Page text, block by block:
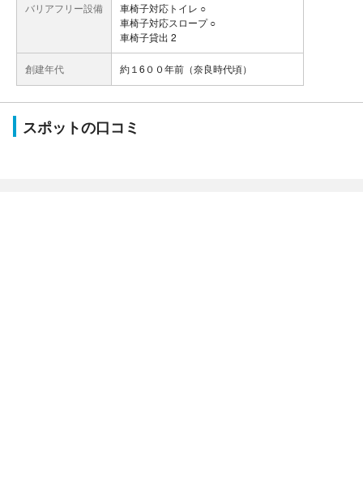
バリアフリー設備
車椅子対応トイレ ○
車椅子対応スロープ ○
車椅子貸出 2
創建年代 約１6００年前（奈良時代頃）
スポットの口コミ